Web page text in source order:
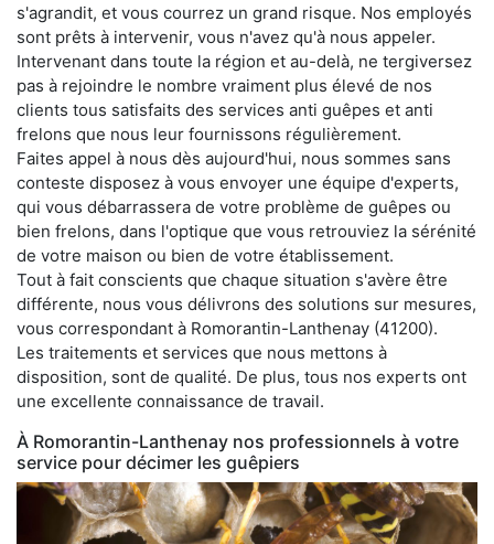
s'agrandit, et vous courrez un grand risque. Nos employés
sont prêts à intervenir, vous n'avez qu'à nous appeler.
Intervenant dans toute la région et au-delà, ne tergiversez
pas à rejoindre le nombre vraiment plus élevé de nos
clients tous satisfaits des services anti guêpes et anti
frelons que nous leur fournissons régulièrement.
Faites appel à nous dès aujourd'hui, nous sommes sans
conteste disposez à vous envoyer une équipe d'experts,
qui vous débarrassera de votre problème de guêpes ou
bien frelons, dans l'optique que vous retrouviez la sérénité
de votre maison ou bien de votre établissement.
Tout à fait conscients que chaque situation s'avère être
différente, nous vous délivrons des solutions sur mesures,
vous correspondant à Romorantin-Lanthenay (41200).
Les traitements et services que nous mettons à
disposition, sont de qualité. De plus, tous nos experts ont
une excellente connaissance de travail.
À Romorantin-Lanthenay nos professionnels à votre
service pour décimer les guêpiers